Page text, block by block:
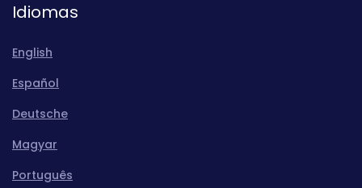
Idiomas
English
Español
Deutsche
Magyar
Português